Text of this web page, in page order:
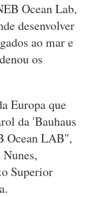
Ocean Lab,
desenvolver
ao mar e
os
Europa que
da 'Bauhaus
Ocean LAB",
Superior